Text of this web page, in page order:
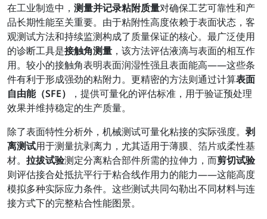
在工业制造中， 测量并记录粘附质量对确保工艺可靠性和产
品长期性能至关重要。由于粘附性高度依赖于表面状态，客
观测试方法和持续监测构成了质量保证的核心。最广泛使用
的诊断工具是接触角测量 ，该方法评估液滴与表面的相互作
用。较小的接触角表明表面润湿性强且表面能高——这些条
件有利于形成强劲的粘附力。更精密的方法则通过计算表面
自由能（SFE）
，提供可量化的评估标准，用于验证预处理
效果并维持稳定的生产质量。
除了表面特性分析外，机械测试可量化粘接的实际强度。 剥
离测试用于测量抗剥离力，尤其适用于薄膜、箔片或柔性基
材。 拉拔试验测定分离粘合部件所需的拉伸力，而剪切试验
则评估接合处抵抗平行于粘合线作用力的能力——这能高度
模拟多种实际应力条件。这些测试共同勾勒出不同材料与连
接方式下的完整粘合性能图景。